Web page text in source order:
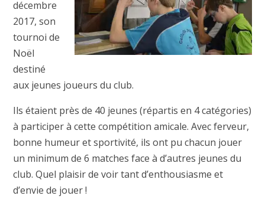
décembre
2017, son
tournoi de
Noël
destiné
aux jeunes joueurs du club.
Ils étaient près de 40 jeunes (répartis en 4 catégories)
à participer à cette compétition amicale. Avec ferveur,
bonne humeur et sportivité, ils ont pu chacun jouer
un minimum de 6 matches face à d’autres jeunes du
club. Quel plaisir de voir tant d’enthousiasme et
d’envie de jouer !